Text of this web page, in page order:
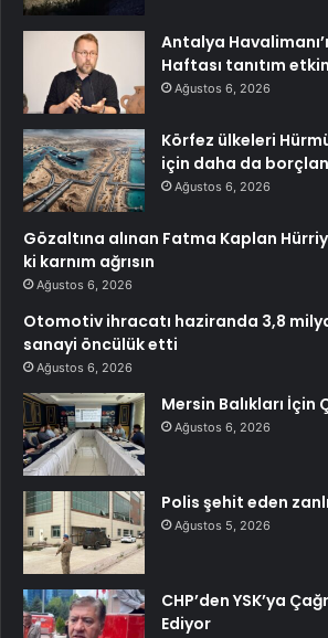
Antalya
Haftası tanıtım
Ağustos 6, 2026
Körfez ülkeleri
için daha da
Ağustos 6, 2026
Gözaltına alınan Fatma Kaplan
ki karnım ağrısın
Ağustos 6, 2026
Otomotiv ihracatı haziranda 3,8
sanayi öncülük etti
Ağustos 6, 2026
Mersin Balıkları İçin
Ağustos 6, 2026
Polis şehit eden
Ağustos 5, 2026
CHP’den YSK’ya
Ediyor